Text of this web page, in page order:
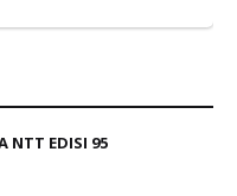
NTT EDISI 95